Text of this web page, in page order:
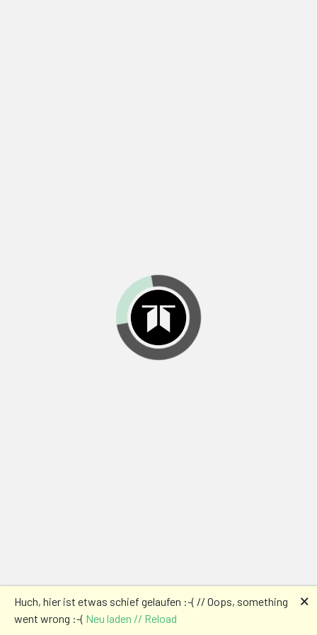
Huch, hier ist etwas schief gelaufen :-( // Oops, something
went wrong :-( Neu laden // Reload
🗙